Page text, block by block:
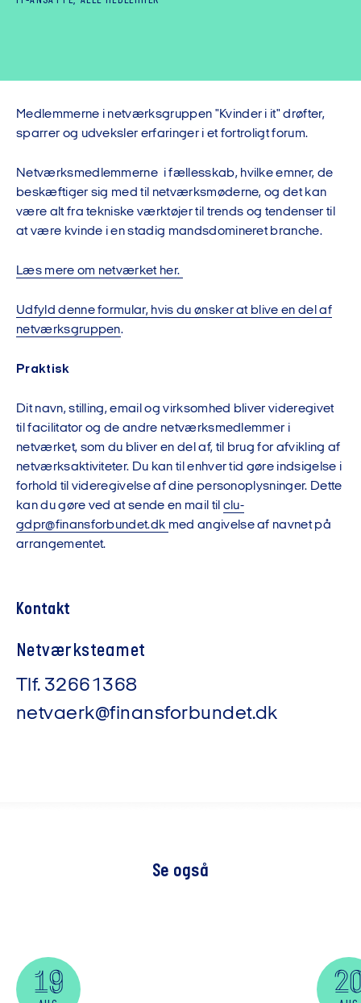
Medlemmerne i netværksgruppen "Kvinder i it" drøfter,
sparrer og udveksler erfaringer i et fortroligt forum.
Netværksmedlemmerne i fællesskab, hvilke emner, de
beskæftiger sig med til netværksmøderne, og det kan
være alt fra tekniske værktøjer til trends og tendenser til
at være kvinde i en stadig mandsdomineret branche.
Læs mere om netværket her.
Udfyld denne formular, hvis du ønsker at blive en del af
netværksgruppen.
Praktisk
Dit navn, stilling, email og virksomhed bliver videregivet
til facilitator og de andre netværksmedlemmer i
netværket, som du bliver en del af, til brug for afvikling af
netværksaktiviteter. Du kan til enhver tid gøre indsigelse i
forhold til videregivelse af dine personoplysninger. Dette
kan du gøre ved at sende en mail til clu-
gdpr@finansforbundet.dk med angivelse af navnet på
arrangementet.
Kontakt
Netværksteamet​
Tlf. 32661368
netvaerk@finansforbundet.dk
Se også
19